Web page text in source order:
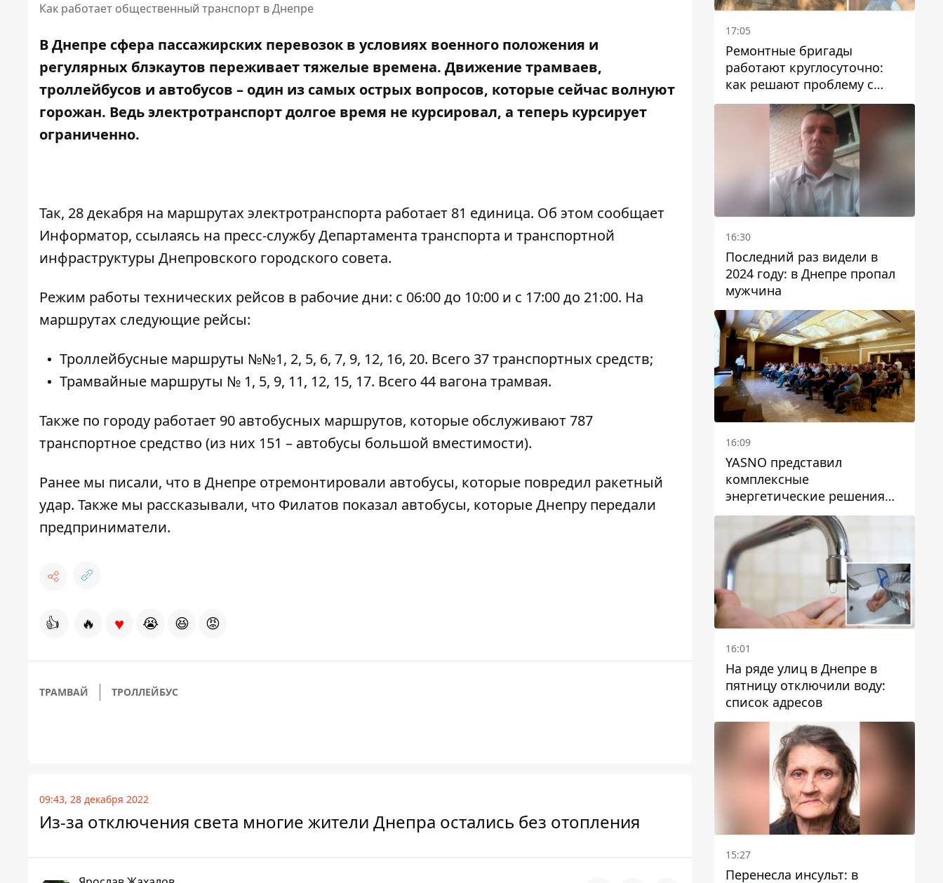
Как работает общественный транспорт в Днепре
В Днепре сфера пассажирских перевозок в условиях военного положения и
регулярных блэкаутов переживает тяжелые времена. Движение трамваев,
троллейбусов и автобусов – один из самых острых вопросов, которые сейчас волнуют
горожан. Ведь электротранспорт долгое время не курсировал, а теперь курсирует
ограниченно.
Так, 28 декабря на маршрутах электротранспорта работает 81 единица. Об этом сообщает
Информатор, ссылаясь на пресс-службуДепартамента транспорта и транспортной
инфраструктуры Днепровского городского совета.
Режим работы технических рейсов в рабочие дни: с 06:00 до 10:00 и с 17:00 до 21:00. На
маршрутах следующие рейсы:
Троллейбусные маршруты №№1, 2, 5, 6, 7, 9, 12, 16, 20. Всего 37 транспортных средств;
Трамвайные маршруты № 1, 5, 9, 11, 12, 15, 17. Всего 44 вагона трамвая.
Также по городу работает 90 автобусных маршрутов, которые обслуживают 787
транспортное средство (из них 151 – автобусы большой вместимости).
Ранее мы писали, что в Днепре отремонтировали автобусы, которые повредил ракетный
удар. Также мы рассказывали, что Филатов показал автобусы, которые Днепру передали
предприниматели.
👍 🔥 ♥ 😭 😆 😡
ТРАМВАЙ ТРОЛЛЕЙБУС
09:43, 28 декабря 2022
Из-за отключения света многие жители Днепра остались без отопления
17:05
Ремонтные бригады
работают круглосуточно:
как решают проблему с
водой в Марганецкой
громаде
16:30
Последний раз видели в
2024 году: в Днепре пропал
мужчина
16:09
YASNO представил
комплексные
энергетические решения
для бизнеса в Днепре
16:01
На ряде улиц в Днепре в
пятницу отключили воду:
список адресов
15:27
Перенесла инсульт: в